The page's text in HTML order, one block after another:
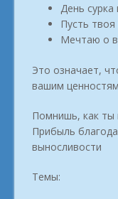
День
Пусть
Мечтаю о
Это означает,
вашим
Помнишь, как ты
Прибыль
выносливости
Темы: